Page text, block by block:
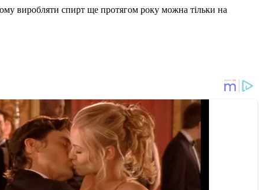
виробляти спирт ще протягом року можна тільки на